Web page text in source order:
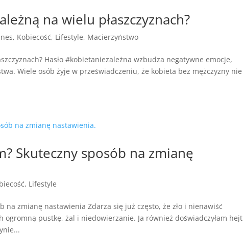
na wielu płaszczyznach?
, Kobiecość, Lifestyle, Macierzyństwo
Hasło #kobietaniezależna wzbudza negatywne emocje,
Wiele osób żyje w przeświadczeniu, że kobieta bez mężczyzny
Skuteczny sposób na zmianę
, Lifestyle
na zmianę nastawienia Zdarza się już często, że zło i nienawiść
ogromną pustkę, żal i niedowierzanie. Ja również doświadczyłam